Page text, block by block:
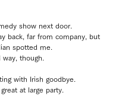
show next door.
back, far from company, but
spotted me.
way, though.
with Irish goodbye.
at large party.